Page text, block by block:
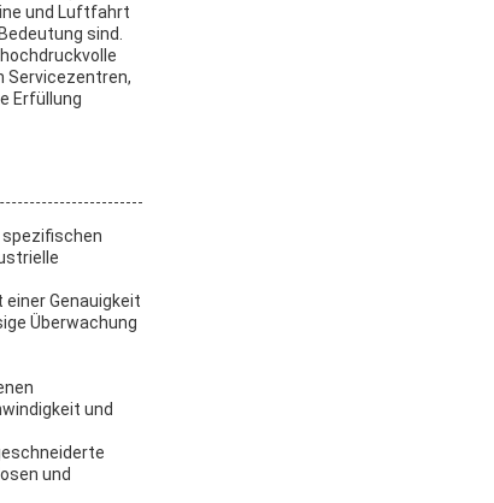
und Luftfahrt
sind.
Servicezentren,
Erfüllung
spezifischen
Genauigkeit
Überwachung
und
und